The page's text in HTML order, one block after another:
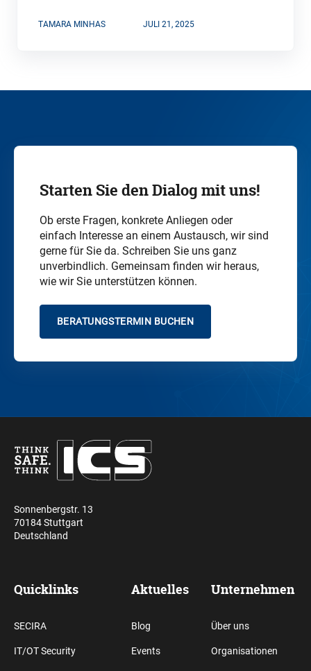
TAMARA MINHAS JULI 21, 2025
Starten Sie den Dialog mit uns!
Ob erste Fragen, konkrete Anliegen oder
einfach Interesse an einem Austausch, wir sind
gerne für Sie da. Schreiben Sie uns ganz
unverbindlich. Gemeinsam finden wir heraus,
wie wir Sie unterstützen können.
BERATUNGSTERMIN BUCHEN
Sonnenbergstr. 13
70184 Stuttgart
Deutschland
Quicklinks
SECIRA
IT/OT Security
Aktuelles
Blog
Events
Unternehmen
Über uns
Organisationen